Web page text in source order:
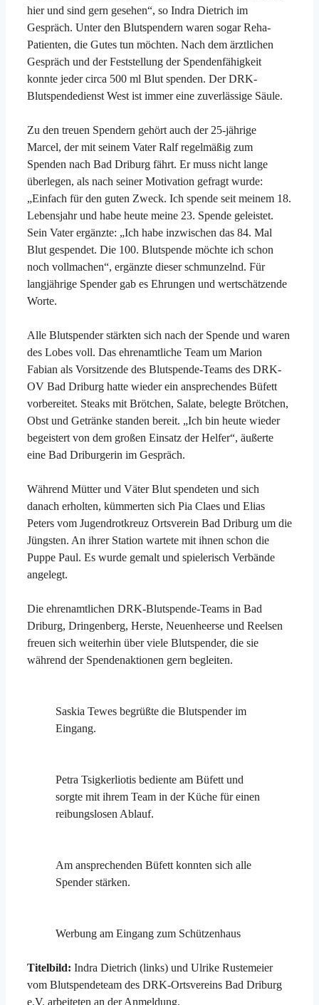
hier und sind gern gesehen“, so Indra Dietrich im
Gespräch. Unter den Blutspendern waren sogar Reha-
Patienten, die Gutes tun möchten. Nach dem ärztlichen
Gespräch und der Feststellung der Spendenfähigkeit
konnte jeder circa 500 ml Blut spenden. Der DRK-
Blutspendedienst West ist immer eine zuverlässige Säule.
Zu den treuen Spendern gehört auch der 25-jährige
Marcel, der mit seinem Vater Ralf regelmäßig zum
Spenden nach Bad Driburg fährt. Er muss nicht lange
überlegen, als nach seiner Motivation gefragt wurde:
„Einfach für den guten Zweck. Ich spende seit meinem 18.
Lebensjahr und habe heute meine 23. Spende geleistet.
Sein Vater ergänzte: „Ich habe inzwischen das 84. Mal
Blut gespendet. Die 100. Blutspende möchte ich schon
noch vollmachen“, ergänzte dieser schmunzelnd. Für
langjährige Spender gab es Ehrungen und wertschätzende
Worte.
Alle Blutspender stärkten sich nach der Spende und waren
des Lobes voll. Das ehrenamtliche Team um Marion
Fabian als Vorsitzende des Blutspende-Teams des DRK-
OV Bad Driburg hatte wieder ein ansprechendes Büfett
vorbereitet. Steaks mit Brötchen, Salate, belegte Brötchen,
Obst und Getränke standen bereit. „Ich bin heute wieder
begeistert von dem großen Einsatz der Helfer“, äußerte
eine Bad Driburgerin im Gespräch.
Während Mütter und Väter Blut spendeten und sich
danach erholten, kümmerten sich Pia Claes und Elias
Peters vom Jugendrotkreuz Ortsverein Bad Driburg um die
Jüngsten. An ihrer Station wartete mit ihnen schon die
Puppe Paul. Es wurde gemalt und spielerisch Verbände
angelegt.
Die ehrenamtlichen DRK-Blutspende-Teams in Bad
Driburg, Dringenberg, Herste, Neuenheerse und Reelsen
freuen sich weiterhin über viele Blutspender, die sie
während der Spendenaktionen gern begleiten.
Saskia Tewes begrüßte die Blutspender im
Eingang.
Petra Tsigkerliotis bediente am Büfett und
sorgte mit ihrem Team in der Küche für einen
reibungslosen Ablauf.
Am ansprechenden Büfett konnten sich alle
Spender stärken.
Werbung am Eingang zum Schützenhaus
Titelbild: Indra Dietrich (links) und Ulrike Rustemeier
vom Blutspendeteam des DRK-Ortsvereins Bad Driburg
e.V. arbeiteten an der Anmeldung.